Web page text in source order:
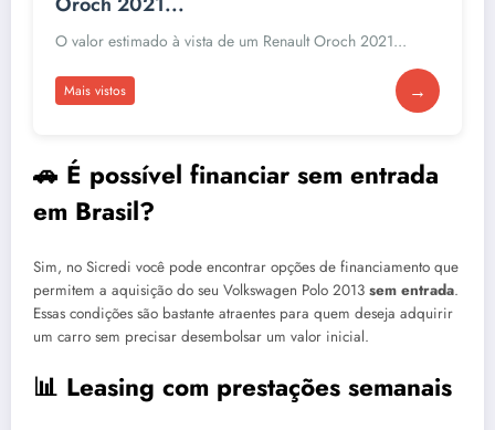
O valor estimado à vista de um Renault Oroch 2021...
Mais vistos →
🚗 É possível financiar sem entrada
em Brasil?
Sim, no Sicredi você pode encontrar opções de financiamento que
permitem a aquisição do seu Volkswagen Polo 2013 sem entrada.
Essas condições são bastante atraentes para quem deseja adquirir
um carro sem precisar desembolsar um valor inicial.
📊 Leasing com prestações semanais